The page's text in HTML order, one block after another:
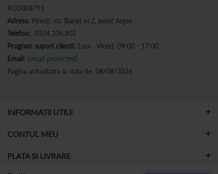
RO3008793
Adresa: Pitesti, str. Banat nr.2, judet Arges
Telefon: 0374.336.802
Program suport clienti: Luni - Vineri: 09:00 - 17:00
Email: [email protected]
Pagina actualizata la data de: 08/08/2026
INFORMATII UTILE
CONTUL MEU
PLATA SI LIVRARE